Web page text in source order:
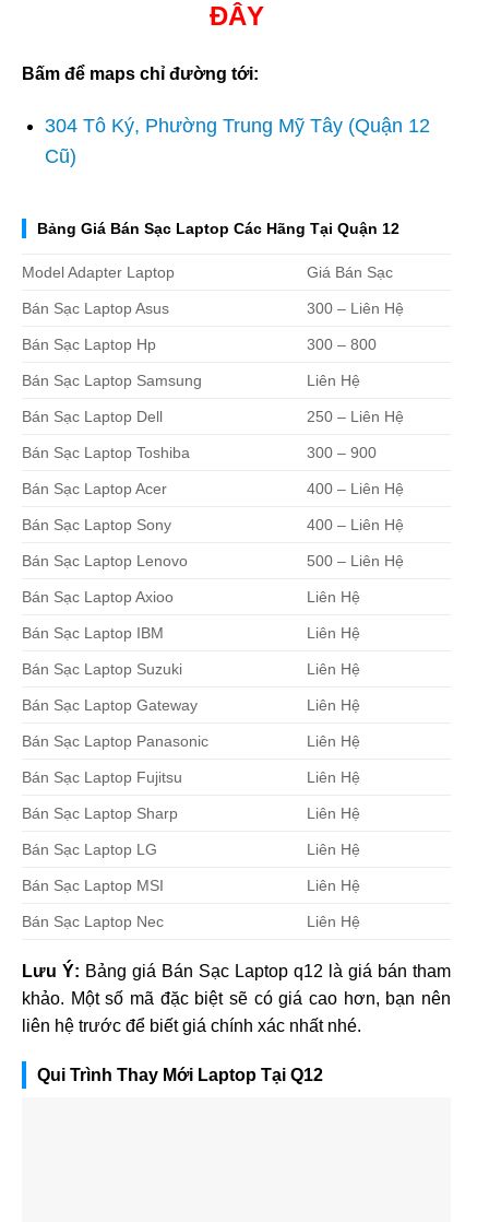
ĐÂY
Bấm để maps chỉ đường tới:
304 Tô Ký, Phường Trung Mỹ Tây (Quận 12
Cũ)
Bảng Giá Bán Sạc Laptop Các Hãng Tại Quận 12
Model Adapter Laptop Giá Bán Sạc
Bán Sạc Laptop Asus 300 – Liên Hệ
Bán Sạc Laptop Hp 300 – 800
Bán Sạc Laptop Samsung Liên Hệ
Bán Sạc Laptop Dell 250 – Liên Hệ
Bán Sạc Laptop Toshiba 300 – 900
Bán Sạc Laptop Acer 400 – Liên Hệ
Bán Sạc Laptop Sony 400 – Liên Hệ
Bán Sạc Laptop Lenovo 500 – Liên Hệ
Bán Sạc Laptop Axioo Liên Hệ
Bán Sạc Laptop IBM Liên Hệ
Bán Sạc Laptop Suzuki Liên Hệ
Bán Sạc Laptop Gateway Liên Hệ
Bán Sạc Laptop Panasonic Liên Hệ
Bán Sạc Laptop Fujitsu Liên Hệ
Bán Sạc Laptop Sharp Liên Hệ
Bán Sạc Laptop LG Liên Hệ
Bán Sạc Laptop MSI Liên Hệ
Bán Sạc Laptop Nec Liên Hệ
Lưu Ý: Bảng giá Bán Sạc Laptop q12 là giá bán tham
khảo. Một số mã đặc biệt sẽ có giá cao hơn, bạn nên
liên hệ trước để biết giá chính xác nhất nhé.
Qui Trình Thay Mới Laptop Tại Q12